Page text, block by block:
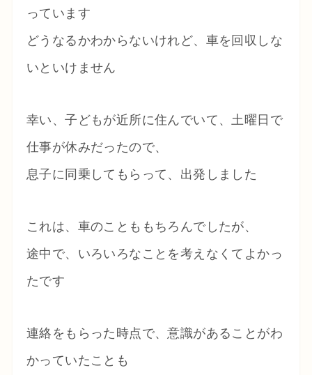
っています
どうなるかわからないけれど、車を回収しな
いといけません
幸い、子どもが近所に住んでいて、土曜日で
仕事が休みだったので、
息子に同乗してもらって、出発しました
これは、車のことももちろんでしたが、
途中で、いろいろなことを考えなくてよかっ
たです
連絡をもらった時点で、意識があることがわ
かっていたことも